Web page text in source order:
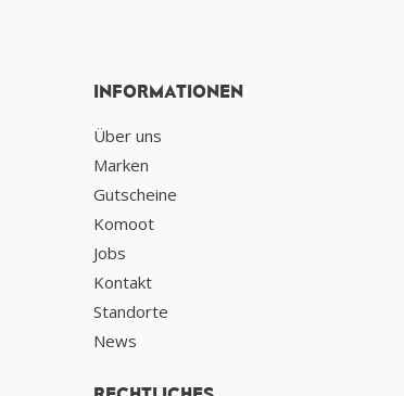
INFORMATIONEN
Über uns
Marken
Gutscheine
Komoot
Jobs
Kontakt
Standorte
News